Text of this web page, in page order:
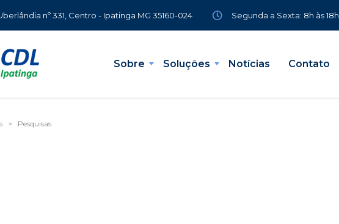
nº 331, Centro - Ipatinga MG 35160-024 Segunda a Sexta: 8h às 18h
Sobre Soluções Notícias Contato
> Pesquisas